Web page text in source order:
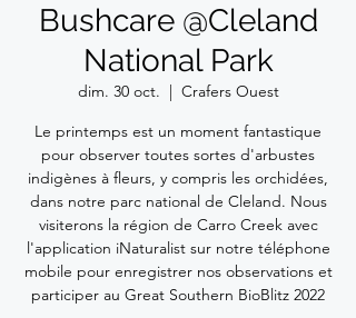
Bushcare @Cleland
National Park
dim. 30 oct.
  |
Crafers Ouest
Le printemps est un moment fantastique
pour observer toutes sortes d'arbustes
indigènes à fleurs, y compris les orchidées,
dans notre parc national de Cleland. Nous
visiterons la région de Carro Creek avec
l'application iNaturalist sur notre téléphone
mobile pour enregistrer nos observations et
participer au Great Southern BioBlitz 2022